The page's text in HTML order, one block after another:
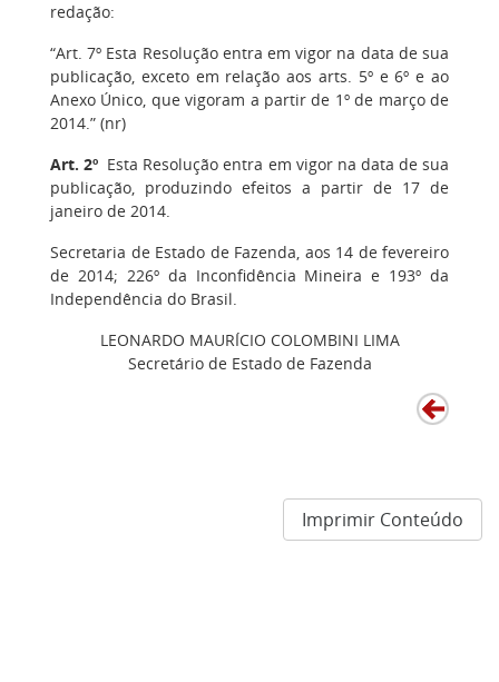
redação:
“Art. 7º Esta Resolução entra em vigor na data de sua
publicação, exceto em relação aos arts. 5º e 6º e ao
Anexo Único, que vigoram a partir de 1º de março de
2014.” (nr)
Art. 2º Esta Resolução entra em vigor na data de sua
publicação, produzindo efeitos a partir de 17 de
janeiro de 2014.
Secretaria de Estado de Fazenda, aos 14 de fevereiro
de 2014; 226º da Inconfidência Mineira e 193º da
Independência do Brasil.
LEONARDO MAURÍCIO COLOMBINI LIMA
Secretário de Estado de Fazenda
Imprimir Conteúdo